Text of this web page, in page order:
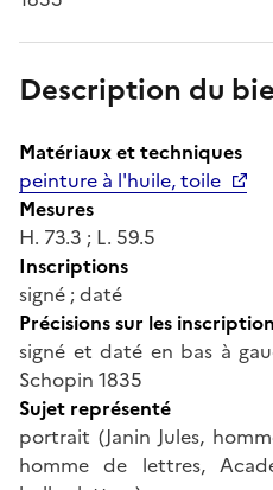
Description du
Matériaux et techniques
peinture à l'huile, toile
Mesures
H. 73.3 ; L. 59.5
Inscriptions
signé ; daté
Précisions sur les
signé et daté en bas à
Schopin 1835
Sujet représenté
portrait (Janin Jules,
homme de lettres,